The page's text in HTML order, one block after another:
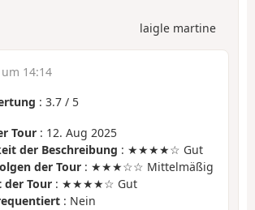
laigle martine
14:14
: 3.7 / 5
Tour : 12. Aug 2025
der Beschreibung : ★★★★☆ Gut
der Tour : ★★★☆☆ Mittelmäßig
Tour : ★★★★☆ Gut
: Nein